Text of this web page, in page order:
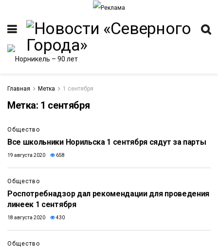
Главная Метка 1 сентября
Метка: 1 сентября
Общество
Все школьники Норильска 1 сентября сядут за парты
19 августа 2020 658
Общество
Роспотребнадзор дал рекомендации для проведения
линеек 1 сентября
18 августа 2020 430
Общество